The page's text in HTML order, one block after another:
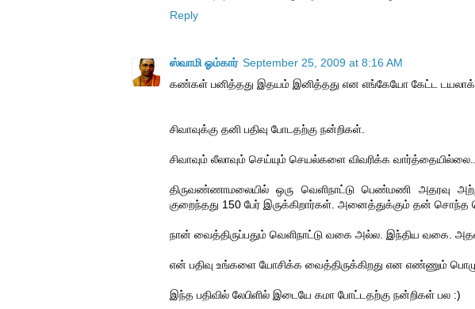
Reply
ஸ்வாமி ஓம்கார் September 25, 2009 at 8:16 AM
கண்கள் பனித்தது இதயம் இனித்தது என எங்கேயோ கேட்ட டயலாக்
சிவாவுக்கு தனி பதிவு போடதற்கு நன்றிகள்.
சிவாவும் லீலாவும் செய்யும் செயல்களை விவரிக்க
திருவண்ணாமலையில் ஒரு வெளிநாட்டு பெண்மணி அதரவு
குறைந்தது 150 பேர் இருக்கிறார்கள். அனைத்துக்கும் தன் சொந்த
நான் வைத்திருப்பதும் வெளிநாட்டு வகை அல்ல. இந்திய வகை.
என் பதிவு உங்களை யோசிக்க வைத்திருக்கிறது என எண்ணும்
இந்த பதிவில் லேபிளில் இடையே கமா போட்டதற்கு நன்றிகள் பல :)